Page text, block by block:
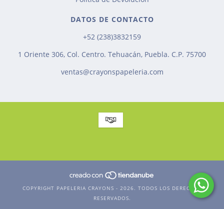
DATOS DE CONTACTO
+52 (238)3832159
1 Oriente 306, Col. Centro. Tehuacán, Puebla. C.P. 75700
ventas@crayonspapeleria.com
COPYRIGHT PAPELERIA CRAYONS - 2026. TODOS LOS DERECHOS
RESERVADOS.